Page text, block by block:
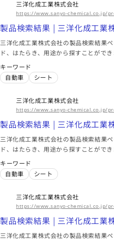
三洋化成工業株式会社
https://www.sanyo-chemical.co.jp/
製品検索結果 | 三洋化成工業
三洋化成工業株式会社の製品検索結果
ド、はたらき、用途から探すことができ
キーワード
自動車
シート
三洋化成工業株式会社
https://www.sanyo-chemical.co.jp/
製品検索結果 | 三洋化成工業
三洋化成工業株式会社の製品検索結果
ド、はたらき、用途から探すことができ
キーワード
自動車
シート
三洋化成工業株式会社
https://www.sanyo-chemical.co.jp/
製品検索結果 | 三洋化成工業
三洋化成工業株式会社の製品検索結果